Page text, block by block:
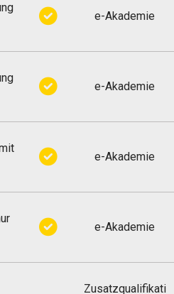
e-Akademie
e-Akademie
e-Akademie
e-Akademie
Zusatzqualifikati